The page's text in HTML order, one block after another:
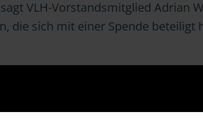
VLH-Vorstandsmitglied Adrian
die sich mit einer Spende beteiligt